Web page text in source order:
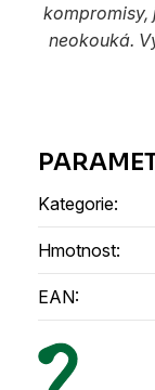
kompromisy,
neokouká.
Kategorie:
Hmotnost:
EAN: